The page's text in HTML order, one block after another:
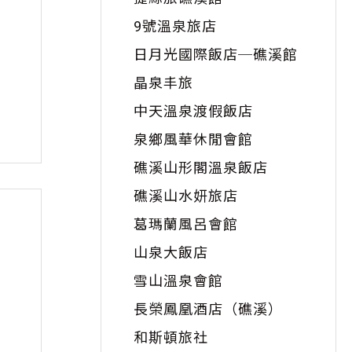
9號溫泉旅店
日月光國際飯店─礁溪館
晶泉丰旅
中天溫泉渡假飯店
泉鄉風華休閒會館
礁溪山形閣溫泉飯店
礁溪山水妍旅店
葛瑪蘭風呂會館
山泉大飯店
雪山溫泉會館
長榮鳳凰酒店（礁溪）
和斯頓旅社